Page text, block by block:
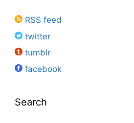
RSS feed
twitter
tumblr
facebook
Search